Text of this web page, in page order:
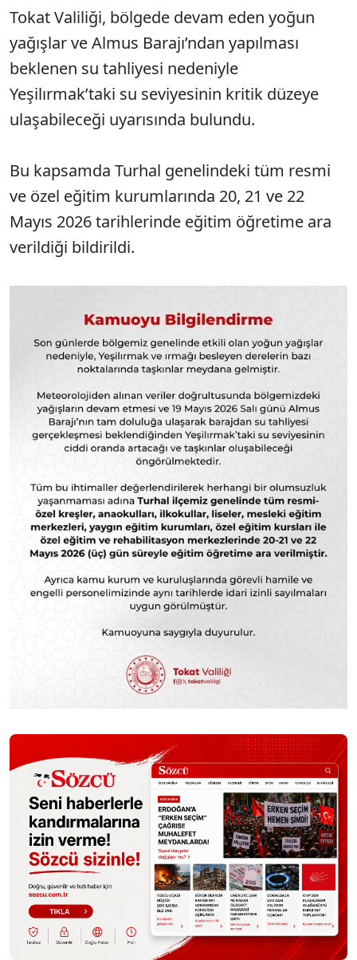
Tokat Valiliği, bölgede devam eden yoğun
yağışlar ve Almus Barajı’ndan yapılması
beklenen su tahliyesi nedeniyle
Yeşilırmak’taki su seviyesinin kritik düzeye
ulaşabileceği uyarısında bulundu.
Bu kapsamda Turhal genelindeki tüm resmi
ve özel eğitim kurumlarında 20, 21 ve 22
Mayıs 2026 tarihlerinde eğitim öğretime ara
verildiği bildirildi.